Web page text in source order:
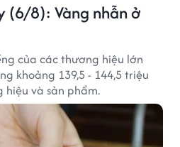
(6/8): Vàng nhẫn ở
của các thương hiệu lớn
khoảng 139,5 - 144,5 triệu
và sản phẩm.